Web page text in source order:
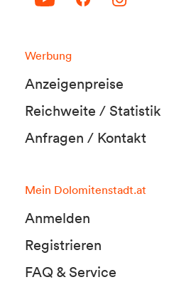
Werbung
Anzeigenpreise
Reichweite / Statistik
Anfragen / Kontakt
Mein Dolomitenstadt.at
Anmelden
Registrieren
FAQ & Service